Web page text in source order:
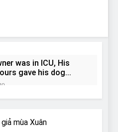
was in ICU, His
gave his dog
Bulldogs Snore?
mùa Xuân